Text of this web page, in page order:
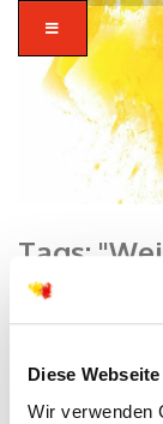
Diese
Wir verwenden
Tags:
Home